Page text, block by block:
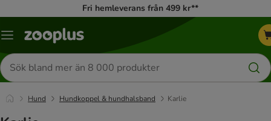
Fri hemleverans från 499 kr**
Katalogmeny
Sök
efter
produkter
Hund Hundkoppel & hundhalsband Karlie